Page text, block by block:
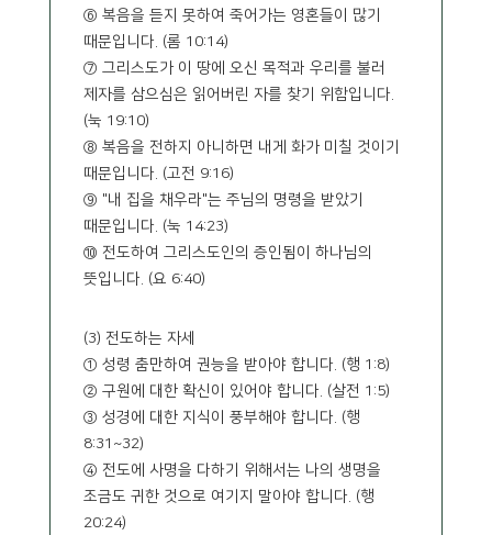
⑥ 복음을 듣지 못하여 죽어가는 영혼들이 많기
때문입니다. (롬 10:14)
⑦ 그리스도가 이 땅에 오신 목적과 우리를 불러
제자를 삼으심은 읽어버린 자를 찾기 위함입니다.
(눅 19:10)
⑧ 복음을 전하지 아니하면 내게 화가 미칠 것이기
때문입니다. (고전 9:16)
⑨ "내 집을 채우라"는 주님의 명령을 받았기
때문입니다. (눅 14:23)
⑩ 전도하여 그리스도인의 증인됨이 하나님의
뜻입니다. (요 6:40)
(3) 전도하는 자세
① 성령 춤만하여 권능을 받아야 합니다. (행 1:8)
② 구원에 대한 확신이 있어야 합니다. (살전 1:5)
③ 성경에 대한 지식이 풍부해야 합니다. (행
8:31~32)
④ 전도에 사명을 다하기 위해서는 나의 생명을
조금도 귀한 것으로 여기지 말아야 합니다. (행
20:24)